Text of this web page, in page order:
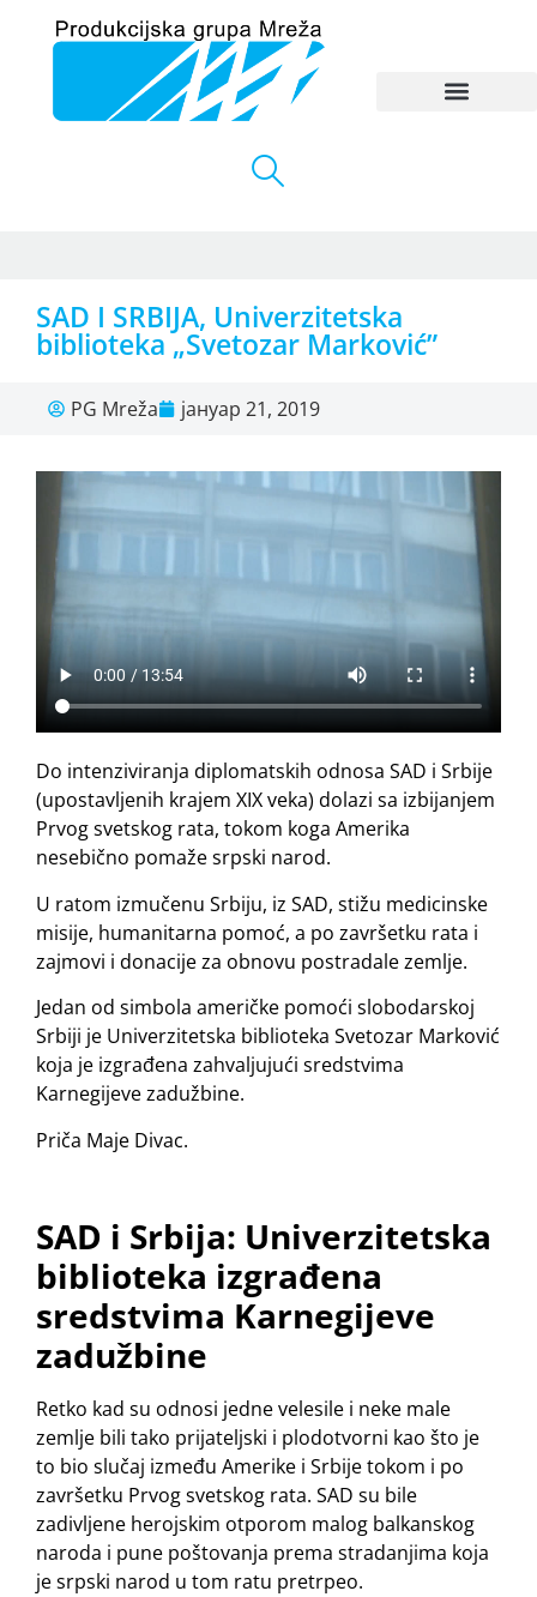
SAD I SRBIJA, Univerzitetska
biblioteka „Svetozar Marković”
PG Mreža јануар 21, 2019
Do intenziviranja diplomatskih odnosa SAD i Srbije
(upostavljenih krajem XIX veka) dolazi sa izbijanjem
Prvog svetskog rata, tokom koga Amerika
nesebično pomaže srpski narod.
U ratom izmučenu Srbiju, iz SAD, stižu medicinske
misije, humanitarna pomoć, a po završetku rata i
zajmovi i donacije za obnovu postradale zemlje.
Jedan od simbola američke pomoći slobodarskoj
Srbiji je Univerzitetska biblioteka Svetozar Marković
koja je izgrađena zahvaljujući sredstvima
Karnegijeve zadužbine.
Priča Maje Divac.
SAD i Srbija: Univerzitetska
biblioteka izgrađena
sredstvima Karnegijeve
zadužbine
Retko kad su odnosi jedne velesile i neke male
zemlje bili tako prijateljski i plodotvorni kao što je
to bio slučaj između Amerike i Srbije tokom i po
završetku Prvog svetskog rata. SAD su bile
zadivljene herojskim otporom malog balkanskog
naroda i pune poštovanja prema stradanjima koja
je srpski narod u tom ratu pretrpeo.